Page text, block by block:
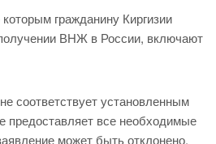
гражданину Киргизии
ВНЖ в России, включают
соответствует установленным
предоставляет все необходимые
может быть отклонено.